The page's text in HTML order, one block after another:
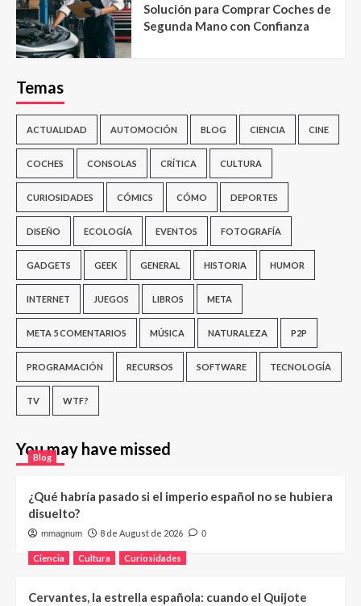
Solución para Comprar Coches de
Segunda Mano con Confianza
Temas
ACTUALIDAD AUTOMOCIÓN BLOG CIENCIA CINE
COCHES CONSOLAS CRÍTICA CULTURA
CURIOSIDADES CÓMICS CÓMO DEPORTES
DISEÑO ECOLOGÍA EVENTOS FOTOGRAFÍA
GADGETS GEEK GENERAL HISTORIA HUMOR
INTERNET JUEGOS LIBROS META
META 5 COMENTARIOS MÚSICA NATURALEZA P2P
PROGRAMACIÓN RECURSOS SOFTWARE TECNOLOGÍA
TV WTF?
You may have missed
Blog
¿Qué habría pasado si el imperio español no se hubiera
disuelto?
mmagnum 8 de August de 2026 0
Ciencia Cultura Curiosidades
Cervantes, la estrella española: cuando el Quijote